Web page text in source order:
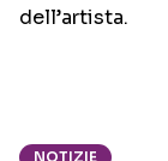
dell’artista.
NOTIZIE